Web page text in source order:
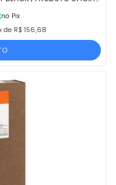
no Pix
de R$ 156,68